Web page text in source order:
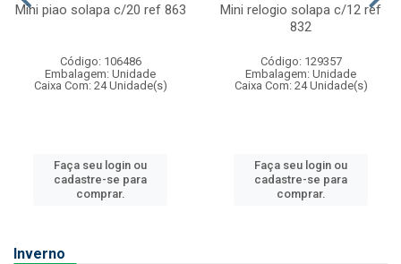
Mini piao solapa c/20 ref 863
Código: 106486
Embalagem: Unidade
Caixa Com: 24 Unidade(s)
Faça seu login ou
cadastre-se para
comprar.
Mini relogio solapa c/12 ref
832
Código: 129357
Embalagem: Unidade
Caixa Com: 24 Unidade(s)
Faça seu login ou
cadastre-se para
comprar.
Inverno